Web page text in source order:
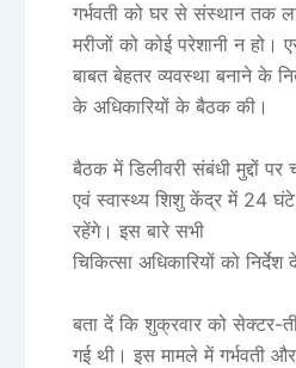
गर्भवती को घर से संस्थान तक
मरीजों को कोई परेशानी न हो।
बाबत बेहतर व्यवस्था बनाने के
के अधिकारियों के बैठक की।
बैठक में डिलीवरी संबंधी मुद्दों
एवं स्वास्थ्य शिशु केंद्र में 24
रहेंगे। इस बारे सभी
चिकित्सा अधिकारियों को निर्देश
बता दें कि शुक्रवार को सेक्टर-
गई थी। इस मामले में गर्भवती